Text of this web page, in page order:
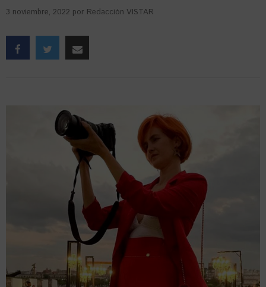
3 noviembre, 2022 por Redacción VISTAR